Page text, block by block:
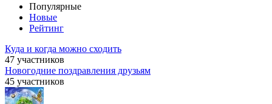
Популярные
Новые
Рейтинг
Куда и когда можно сходить
47 участников
Новогодние поздравления друзьям
45 участников